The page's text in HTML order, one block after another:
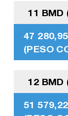
11 BMD
47
(PESO
12 BMD
51